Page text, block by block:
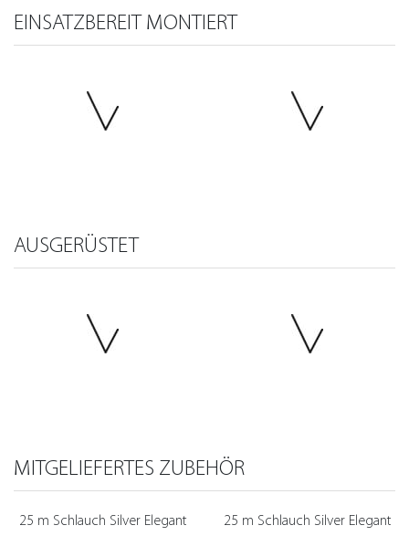
EINSATZBEREIT MONTIERT
AUSGERÜSTET
MITGELIEFERTES ZUBEHÖR
25 m Schlauch Silver Elegant
25 m Schlauch Silver Elegant